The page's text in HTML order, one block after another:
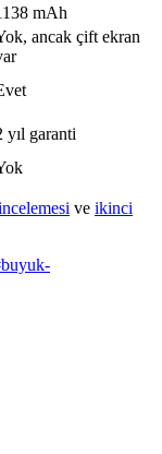
mAh
ancak çift ekran
yıl garanti
ve ikinci
buyuk-